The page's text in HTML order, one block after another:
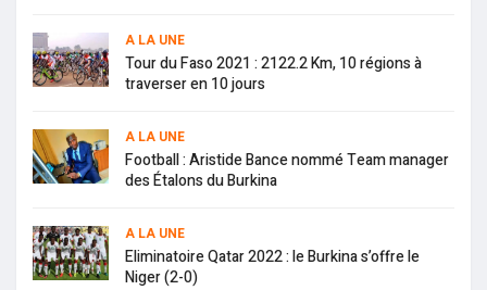
A LA UNE
Tour du Faso 2021 : 2122.2 Km, 10 régions à
traverser en 10 jours
A LA UNE
Football : Aristide Bance nommé Team manager
des Étalons du Burkina
A LA UNE
Eliminatoire Qatar 2022 : le Burkina s’offre le
Niger (2-0)